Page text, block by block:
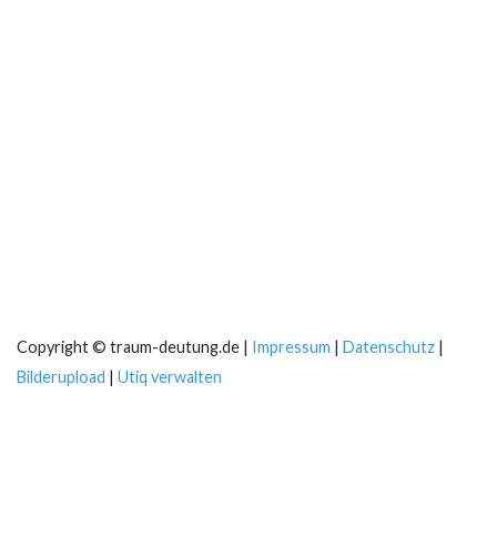
Copyright © traum-deutung.de | Impressum | Datenschutz |
Bilderupload | Utiq verwalten